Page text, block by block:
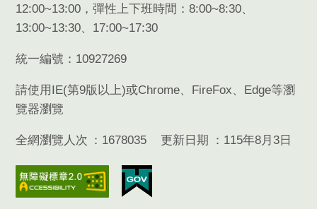
12:00~13:00，彈性上下班時間：8:00~8:30、
13:00~13:30、17:00~17:30
統一編號：10927269
請使用 IE(第9版以上)或Chrome、 FireFox、 Edge等瀏
覽器瀏覽
全網瀏覽人次 1678035 更新日期 115年8月3日